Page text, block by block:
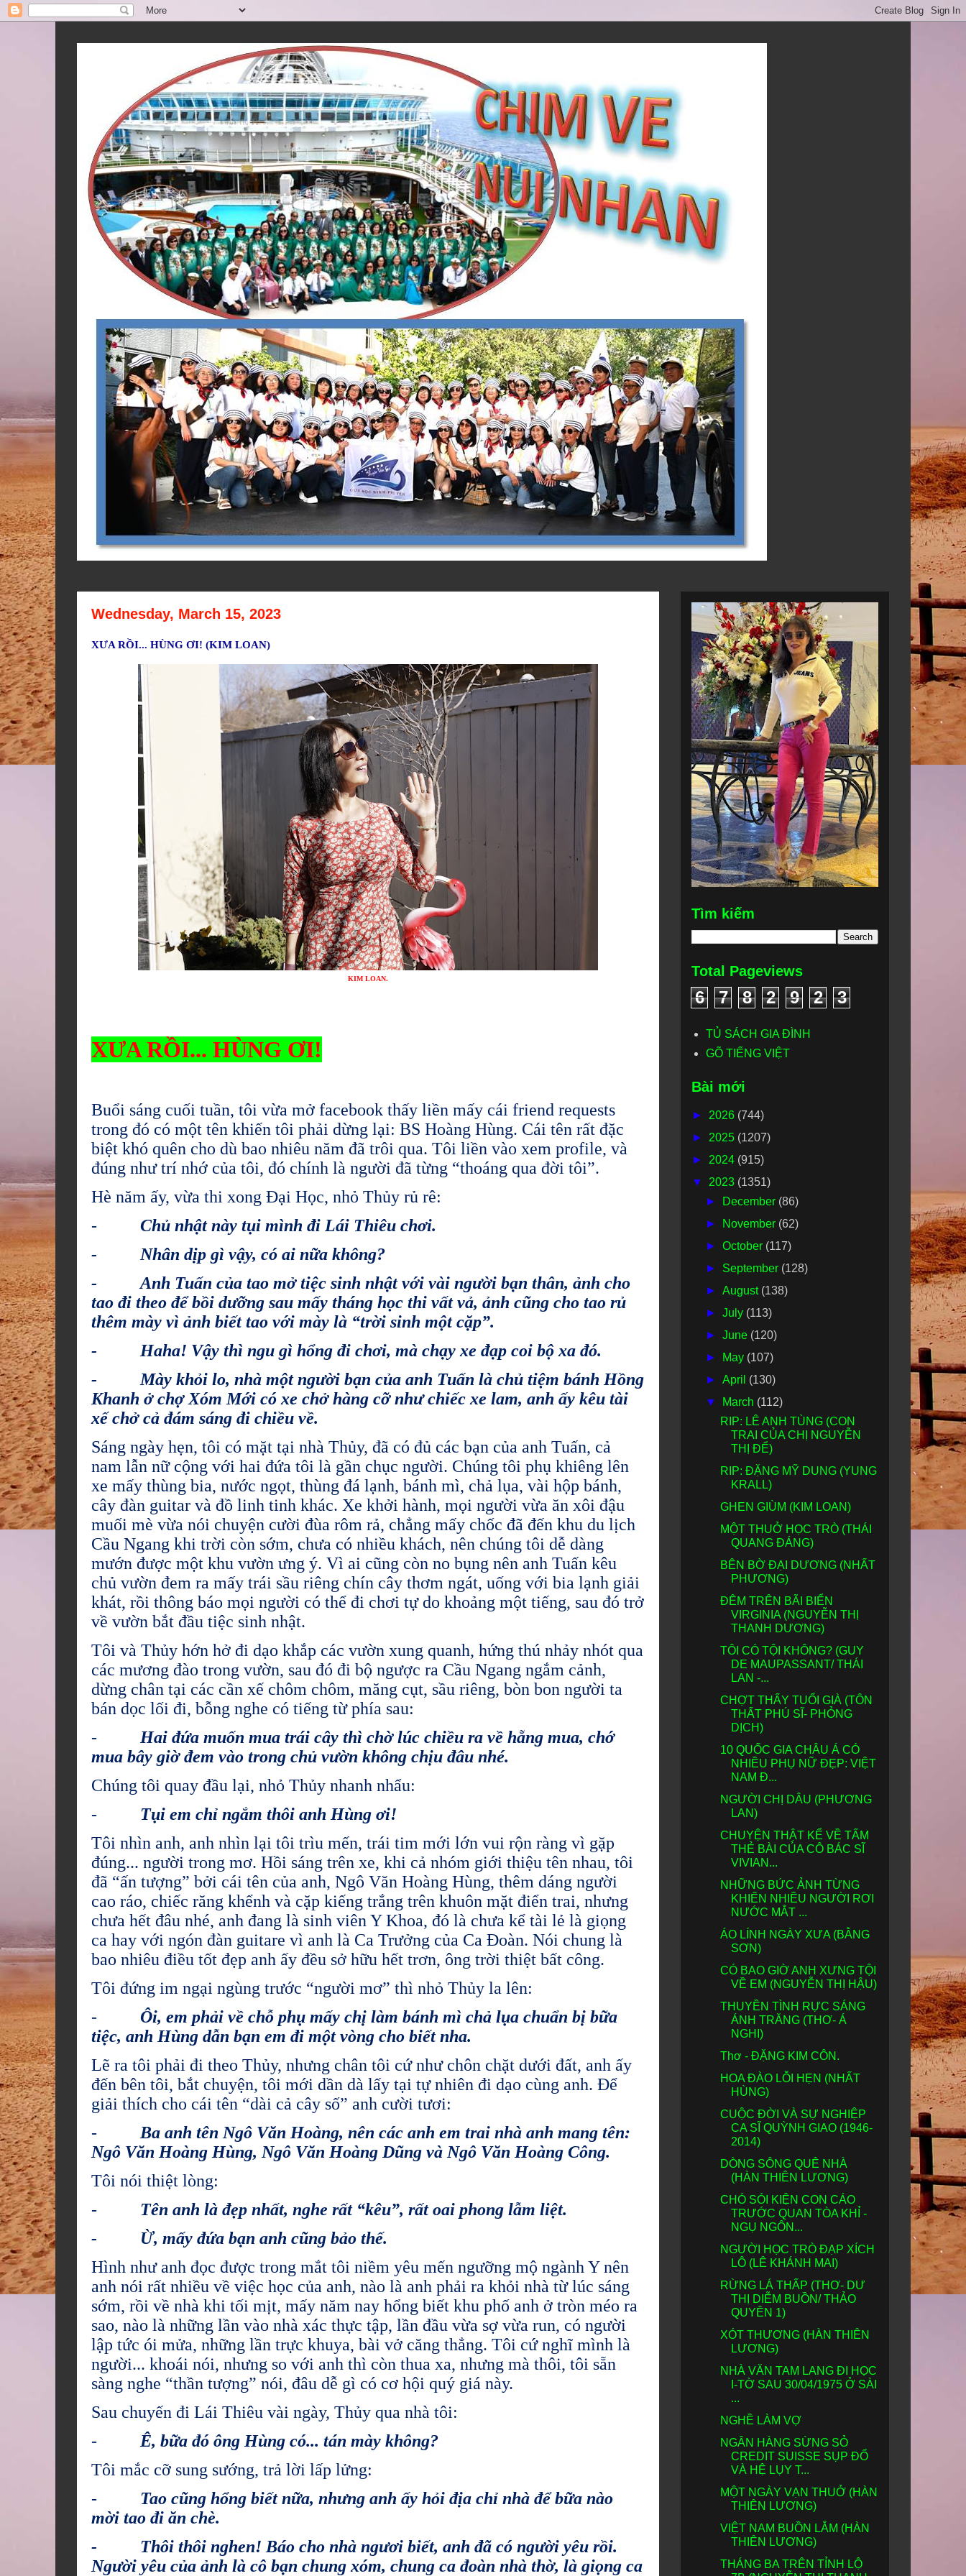
Wednesday, March 15, 2023
XƯA RỒI... HÙNG ƠI! (KIM LOAN)
KIM LOAN.
XƯA RỒI... HÙNG ƠI!
Buổi sáng cuối tuần, tôi vừa mở facebook thấy liền mấy cái friend requests
trong đó có một tên khiến tôi phải dừng lại: BS Hoàng Hùng. Cái tên rất đặc
biệt khó quên cho dù bao nhiêu năm đã trôi qua. Tôi liền vào xem profile, và
đúng như trí nhớ của tôi, đó chính là người đã từng “thoáng qua đời tôi”.
Hè năm ấy, vừa thi xong Đại Học, nhỏ Thủy rủ rê:
-
Chủ nhật này tụi mình đi Lái Thiêu chơi.
- Nhân dịp gì vậy, có ai nữa không?
- Anh Tuấn của tao mở tiệc sinh nhật với vài người bạn thân, ảnh cho
tao đi theo để bồi dưỡng sau mấy tháng học thi vất vả, ảnh cũng cho tao rủ
thêm mày vì ảnh biết tao với mày là “trời sinh một cặp”.
- Haha! Vậy thì ngu gì hổng đi chơi, mà chạy xe đạp coi bộ xa đó.
- Mày khỏi lo, nhà một người bạn của anh Tuấn là chủ tiệm bánh Hồng
Khanh ở chợ Xóm Mới có xe chở hàng cỡ như chiếc xe lam, anh ấy kêu tài
xế chở cả đám sáng đi chiều về.
Sáng ngày hẹn, tôi có mặt tại nhà Thủy, đã có đủ các bạn của anh Tuấn, cả
nam lẫn nữ cộng với hai đứa tôi là gần chục người. Chúng tôi phụ khiêng lên
xe mấy thùng bia, nước ngọt, thùng đá lạnh, bánh mì, chả lụa, vài hộp bánh,
cây đàn guitar và đồ linh tinh khác. Xe khởi hành, mọi người vừa ăn xôi đậu
muối mè vừa nói chuyện cười đùa rôm rả, chẳng mấy chốc đã đến khu du lịch
Cầu Ngang khi trời còn sớm, chưa có nhiều khách, nên chúng tôi dễ dàng
mướn được một khu vườn ưng ý. Vì ai cũng còn no bụng nên anh Tuấn kêu
chủ vườn đem ra mấy trái sầu riêng chín cây thơm ngát, uống với bia lạnh giải
khát, rồi thông báo mọi người có thể đi chơi tự do khoảng một tiếng, sau đó trở
về vườn bắt đầu tiệc sinh nhật.
Tôi và Thủy hớn hở đi dạo khắp các vườn xung quanh, hứng thú nhảy nhót qua
các mương đào trong vườn, sau đó đi bộ ngược ra Cầu Ngang ngắm cảnh,
dừng chân tại các cần xế chôm chôm, măng cụt, sầu riêng, bòn bon người ta
bán dọc lối đi, bỗng nghe có tiếng từ phía sau:
-
Hai đứa muốn mua trái cây thì chờ lúc chiều ra về hẵng mua, chớ
mua bây giờ đem vào trong chủ vườn không chịu đâu nhé.
Chúng tôi quay đầu lại, nhỏ Thủy nhanh nhẩu:
-
Tụi em chỉ ngắm thôi anh Hùng ơi!
Tôi nhìn anh, anh nhìn lại tôi trìu mến, trái tim mới lớn vui rộn ràng vì gặp
đúng... người trong mơ. Hồi sáng trên xe, khi cả nhóm giới thiệu tên nhau, tôi
đã “ấn tượng” bởi cái tên của anh, Ngô Văn Hoàng Hùng, thêm dáng người
cao ráo, chiếc răng khểnh và cặp kiếng trắng trên khuôn mặt điển trai, nhưng
chưa hết đâu nhé, anh đang là sinh viên Y Khoa, đó là chưa kể tài lẻ là giọng
ca hay với ngón đàn guitare vì anh là Ca Trưởng của Ca Đoàn. Nói chung là
bao nhiêu điều tốt đẹp anh ấy đều sở hữu hết trơn, ông trời thiệt bất công.
Tôi đứng im ngại ngùng trước “người mơ” thì nhỏ Thủy la lên:
-
Ôi, em phải về chỗ phụ mấy chị làm bánh mì chả lụa chuẩn bị bữa
tiệc, anh Hùng dẫn bạn em đi một vòng cho biết nha.
Lẽ ra tôi phải đi theo Thủy, nhưng chân tôi cứ như chôn chặt dưới đất, anh ấy
đến bên tôi, bắt chuyện, tôi mới dần dà lấy tại tự nhiên đi dạo cùng anh. Để
giải thích cho cái tên “dài cả cây số” anh cười tươi:
-
Ba anh tên Ngô Văn Hoàng, nên các anh em trai nhà anh mang tên:
Ngô Văn Hoàng Hùng, Ngô Văn Hoàng Dũng và Ngô Văn Hoàng Công.
Tôi nói thiệt lòng:
-
Tên anh là đẹp nhất, nghe rất “kêu”, rất oai phong lẫm liệt.
- Ừ, mấy đứa bạn anh cũng bảo thế.
Hình như anh đọc được trong mắt tôi niềm yêu mến ngưỡng mộ ngành Y nên
anh nói rất nhiều về việc học của anh, nào là anh phải ra khỏi nhà từ lúc sáng
sớm, rồi về nhà khi tối mịt, mấy năm nay hổng biết khu phố anh ở tròn méo ra
sao, nào là những lần vào nhà xác thực tập, lần đầu vừa sợ vừa run, có người
lập tức ói mửa, những lần trực khuya, bài vở căng thẳng. Tôi cứ nghĩ mình là
người... khoái nói, nhưng so với anh thì còn thua xa, nhưng mà thôi, tôi sẵn
sàng nghe “thần tượng” nói, đâu dễ gì có cơ hội quý giá này.
Sau chuyến đi Lái Thiêu vài ngày, Thủy qua nhà tôi:
-
Ê, bữa đó ông Hùng có... tán mày không?
Tôi mắc cỡ sung sướng, trả lời lấp lửng:
-
Tao cũng hổng biết nữa, nhưng anh ấy hỏi địa chỉ nhà để bữa nào
mời tao đi ăn chè.
- Thôi thôi nghen! Báo cho nhà ngươi biết, anh đã có người yêu rồi.
Người yêu của ảnh là cô bạn chung xóm, chung ca đoàn nhà thờ, là giọng ca
Tìm kiếm
Total Pageviews
6 7 8 2 9 2 3
TỦ SÁCH GIA ĐÌNH
GÕ TIẾNG VIỆT
Bài mới
► 2026 (744)
► 2025 (1207)
► 2024 (915)
▼ 2023 (1351)
►
December (86)
►
November (62)
►October (117)
► September (128)
►August (138)
►July (113)
►June (120)
►
May (107)
►April (130)
▼
March (112)
RIP: LÊ ANH TÙNG (CON
TRAI CỦA CHỊ NGUYỄN
THỊ ĐỂ)
RIP: ĐẶNG MỸ DUNG (YUNG
KRALL)
GHEN GIÙM (KIM LOAN)
MỘT THUỞ HỌC TRÒ (THÁI
QUANG ĐÁNG)
BÊN BỜ ĐẠI DƯƠNG (NHẤT
PHƯƠNG)
ĐÊM TRÊN BÃI BIỂN
VIRGINIA (NGUYỄN THỊ
THANH DƯƠNG)
TÔI CÓ TỘI KHÔNG? (GUY
DE MAUPASSANT/ THÁI
LAN -...
CHỢT THẤY TUỔI GIÀ (TÔN
THẤT PHÚ SĨ- PHỎNG
DỊCH)
10 QUỐC GIA CHÂU Á CÓ
NHIỀU PHỤ NỮ ĐẸP: VIỆT
NAM Đ...
NGƯỜI CHỊ DÂU (PHƯƠNG
LAN)
CHUYỆN THẬT KỂ VỀ TẤM
THẺ BÀI CỦA CÔ BÁC SĨ
VIVIAN...
NHỮNG BỨC ẢNH TỪNG
KHIẾN NHIỀU NGƯỜI RƠI
NƯỚC MẮT ...
ÁO LÍNH NGÀY XƯA (BẰNG
SƠN)
CÓ BAO GIỜ ANH XƯNG TỘI
VỀ EM (NGUYỄN THỊ HẬU)
THUYỀN TÌNH RỰC SÁNG
ÁNH TRĂNG (THƠ- Á
NGHI)
Thơ - ĐẶNG KIM CÔN.
HOA ĐÀO LỖI HẸN (NHẤT
HÙNG)
CUỘC ĐỜI VÀ SỰ NGHIỆP
CA SĨ QUỲNH GIAO (1946-
2014)
DÒNG SÔNG QUÊ NHÀ
(HÀN THIÊN LƯƠNG)
CHÓ SÓI KIỆN CON CÁO
TRƯỚC QUAN TÒA KHỈ -
NGỤ NGÔN...
NGƯỜI HỌC TRÒ ĐẠP XÍCH
LÔ (LÊ KHÁNH MAI)
RỪNG LÁ THẤP (THƠ- DƯ
THỊ DIỄM BUỒN/ THẢO
QUYÊN 1)
XÓT THƯƠNG (HÀN THIÊN
LƯƠNG)
NHÀ VĂN TAM LANG ĐI HỌC
I-TỜ SAU 30/04/1975 Ở SÀI
...
NGHỀ LÀM VỢ
NGÂN HÀNG SỪNG SỎ
CREDIT SUISSE SỤP ĐỔ
VÀ HỆ LỤY T...
MỘT NGÀY VẠN THUỞ (HÀN
THIÊN LƯƠNG)
VIỆT NAM BUỒN LẮM (HÀN
THIÊN LƯƠNG)
THÁNG BA TRÊN TỈNH LỘ